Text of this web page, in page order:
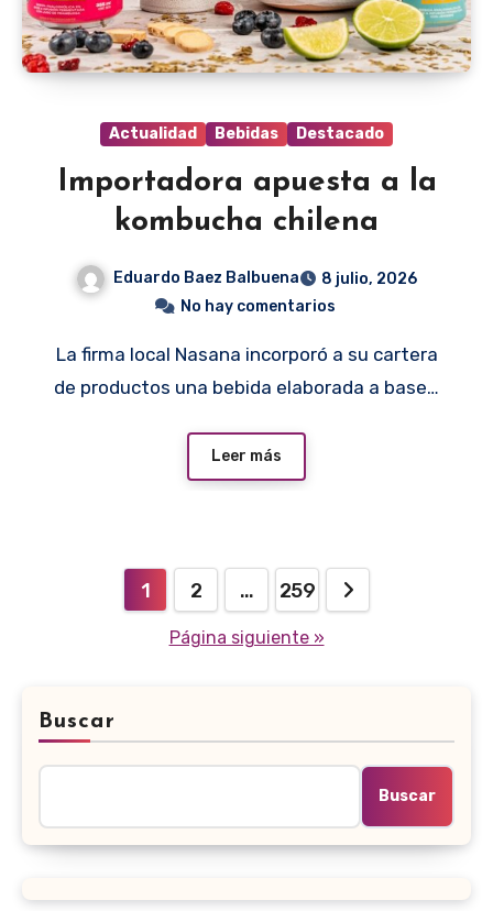
Actualidad Bebidas Destacado
Importadora apuesta a la
kombucha chilena
Eduardo Baez Balbuena
8 julio, 2026
No hay comentarios
La firma local Nasana incorporó a su cartera
de productos una bebida elaborada a base…
Leer más
Paginación
1 2 … 259
Página siguiente »
Buscar
Buscar